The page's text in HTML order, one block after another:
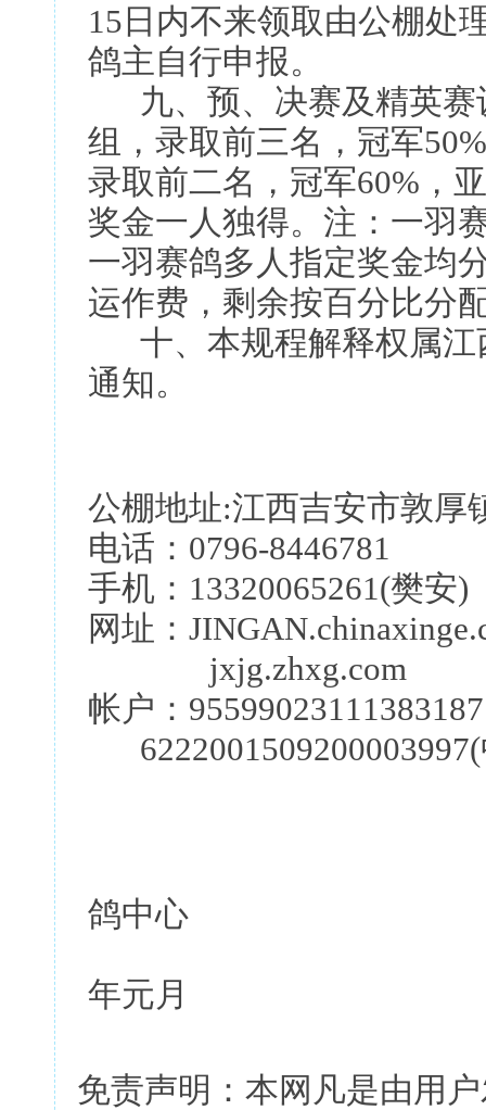
15日内不来领取由公棚处
鸽主自行申报。
九、预、决赛及精英赛
组，录取前三名，冠军
录取前二名，冠军60%，
奖金一人独得。注：一羽
一羽赛鸽多人指定奖金均
运作费，剩余按百分比分
十、本规程解释权属江
通知。
公棚地址:江西吉安市敦厚
电话：0796-8446781
手机：13320065261(樊安)
网址：
jxjg.zhxg.com
帐户：
鸽中心
年元月
免责声明：本网凡是由用